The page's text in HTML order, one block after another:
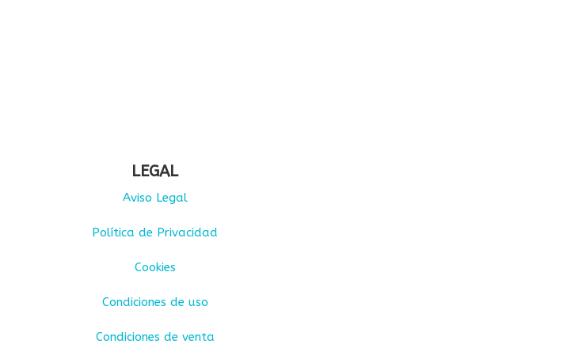
LEGAL
Aviso Legal
Política de Privacidad
Cookies
Condiciones de uso
Condiciones de venta